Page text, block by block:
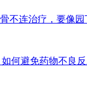
不连治疗，要像
如何避免药物不良